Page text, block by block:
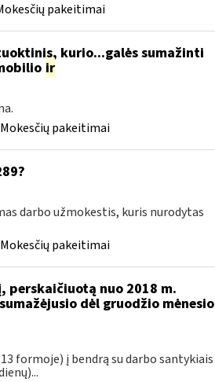
pakeitimai
kurio...galės sumažinti
ir
Mokesčių pakeitimai
darbo užmokestis, kuris nurodytas
Mokesčių pakeitimai
perskaičiuotą nuo 2018 m.
dėl gruodžio mėnesio
formoje) į bendrą su darbo santykiais